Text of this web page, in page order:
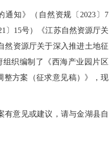
知》（自然资规〔2023〕7
〕15号）《江苏自然资源厅关
然资源厅关于深入推进土地征
织编制了《西海产业园片区
整方案（征求意见稿）》，现
有意见或建议，请与金湖县自